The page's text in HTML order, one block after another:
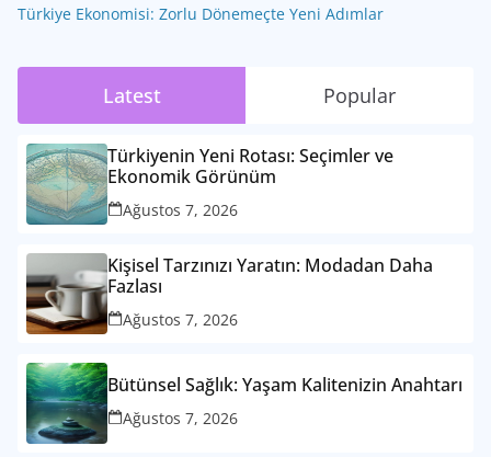
Türkiye Ekonomisi: Zorlu Dönemeçte Yeni Adımlar
Latest Popular
Türkiyenin Yeni Rotası: Seçimler ve
Ekonomik Görünüm
Ağustos 7, 2026
Kişisel Tarzınızı Yaratın: Modadan Daha
Fazlası
Ağustos 7, 2026
Bütünsel Sağlık: Yaşam Kalitenizin Anahtarı
Ağustos 7, 2026